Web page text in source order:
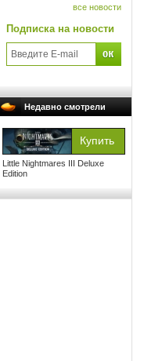
все новости
Подписка на новости
Недавно смотрели
Little Nightmares III Deluxe
Edition